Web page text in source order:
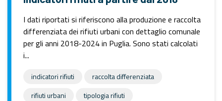
I dati riportati si riferiscono alla produzione e raccolta
differenziata dei rifiuti urbani con dettaglio comunale
per gli anni 2018-2024 in Puglia. Sono stati calcolati
i...
indicatori rifiuti
raccolta differenziata
rifiuti urbani
tipologia rifiuti